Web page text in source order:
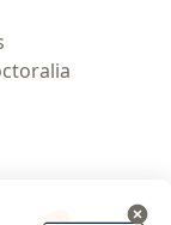
de inicio